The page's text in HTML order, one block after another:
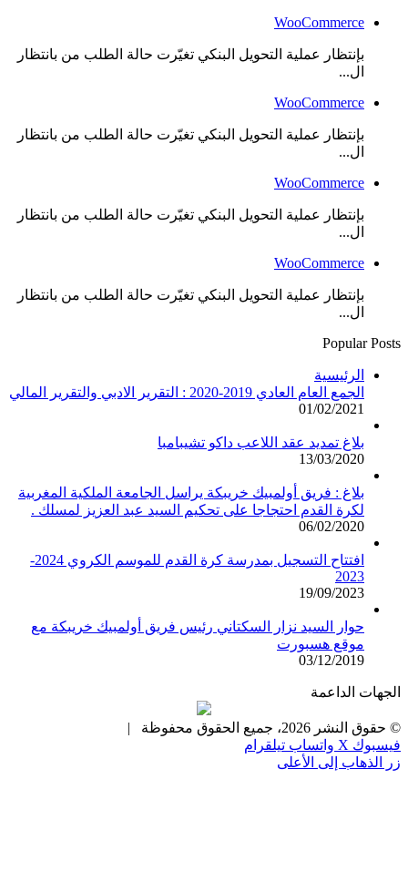
WooCommerce
بإنتظار عملية التحويل البنكي تغيّرت حالة الطلب من بانتظار
ال...
WooCommerce
بإنتظار عملية التحويل البنكي تغيّرت حالة الطلب من بانتظار
ال...
WooCommerce
بإنتظار عملية التحويل البنكي تغيّرت حالة الطلب من بانتظار
ال...
WooCommerce
بإنتظار عملية التحويل البنكي تغيّرت حالة الطلب من بانتظار
ال...
Popular Posts
الرئيسية
الجمع العام العادي 2019-2020 : التقرير الادبي والتقرير المالي
01/02/2021
بلاغ تمديد عقد اللاعب داكو تشيبامبا
13/03/2020
بلاغ : فريق أولمبيك خريبكة يراسل الجامعة الملكية المغربية
لكرة القدم احتجاجا على تحكيم السيد عبد العزيز لمسلك .
06/02/2020
افتتاح التسجيل بمدرسة كرة القدم للموسم الكروي 2024-
2023
19/09/2023
حوار السيد نزار السكتاني رئيس فريق أولمبيك خريبكة مع
موقع هسبورت
03/12/2019
الجهات الداعمة
© حقوق النشر 2026، جميع الحقوق محفوظة |
فيسبوك X واتساب تيلقرام
زر الذهاب إلى الأعلى